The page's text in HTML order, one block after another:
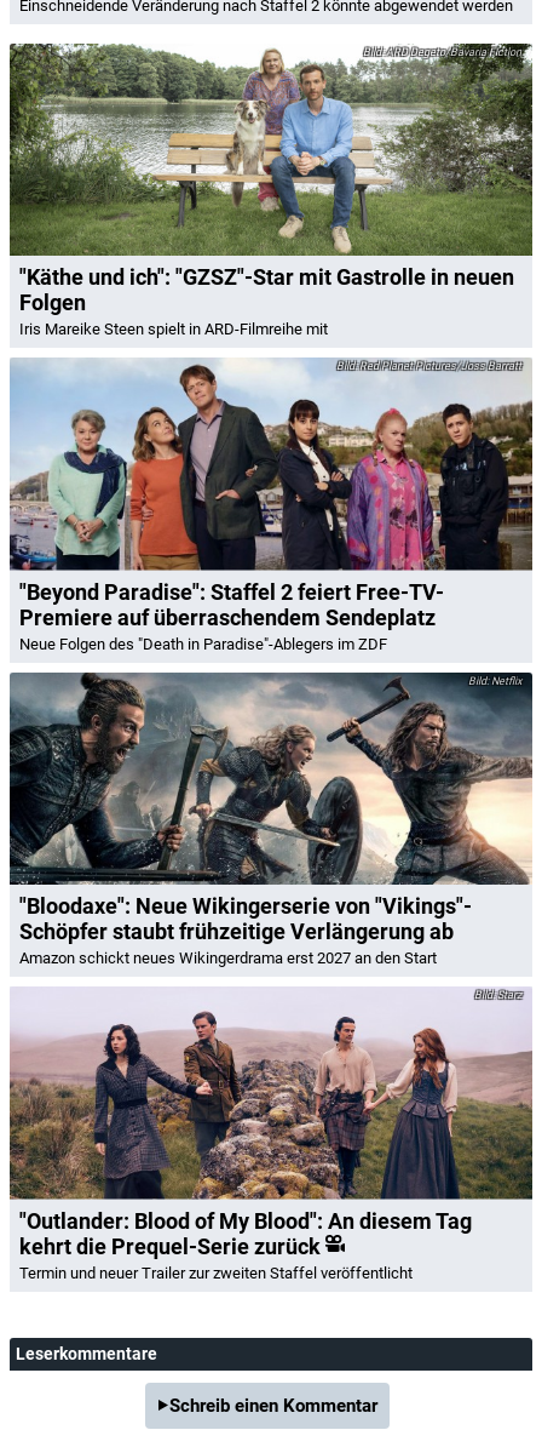
Einschneidende Veränderung nach Staffel 2 könnte abgewendet werden
ARD Degeto/Bavaria Fiction
"Käthe und ich": "GZSZ"-Star mit Gastrolle in neuen
Folgen
Iris Mareike Steen spielt in ARD-Filmreihe mit
Red Planet Pictures/Joss Barratt
"Beyond Paradise": Staffel 2 feiert Free-TV-
Premiere auf überraschendem Sendeplatz
Neue Folgen des "Death in Paradise"-Ablegers im ZDF
Netflix
"Bloodaxe": Neue Wikingerserie von "Vikings"-
Schöpfer staubt frühzeitige Verlängerung ab
Amazon schickt neues Wikingerdrama erst 2027 an den Start
Starz
"Outlander: Blood of My Blood": An diesem Tag
kehrt die Prequel-Serie zurück
Termin und neuer Trailer zur zweiten Staffel veröffentlicht
Leserkommentare
Schreib einen Kommentar